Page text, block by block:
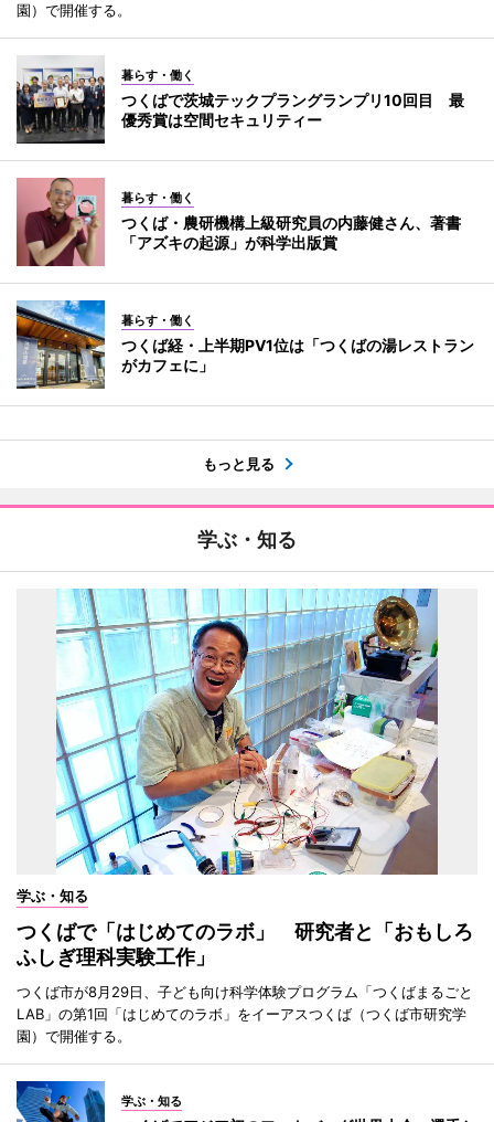
園）で開催する。
暮らす・働く
つくばで茨城テックプラングランプリ10回目 最
優秀賞は空間セキュリティー
暮らす・働く
つくば・農研機構上級研究員の内藤健さん、著書
「アズキの起源」が科学出版賞
暮らす・働く
つくば経・上半期PV1位は「つくばの湯レストラン
がカフェに」
もっと見る
学ぶ・知る
学ぶ・知る
つくばで「はじめてのラボ」 研究者と「おもしろ
ふしぎ理科実験工作」
つくば市が8月29日、子ども向け科学体験プログラム「つくばまるごと
LAB」の第1回「はじめてのラボ」をイーアスつくば（つくば市研究学
園）で開催する。
学ぶ・知る